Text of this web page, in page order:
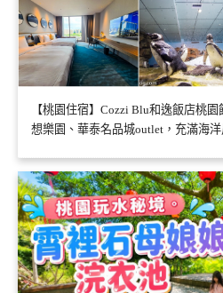
【桃園住宿】Cozzi Blu和逸飯店桃
想樂園、華泰名品城outlet，充滿海